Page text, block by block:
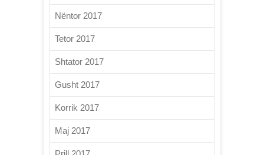
Nëntor 2017
Tetor 2017
Shtator 2017
Gusht 2017
Korrik 2017
Maj 2017